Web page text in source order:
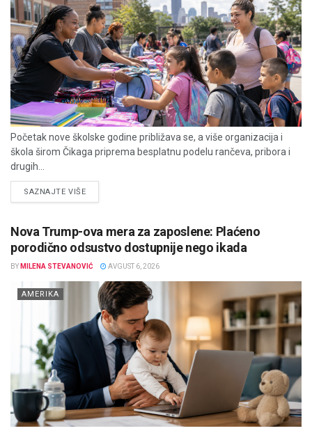
Početak nove školske godine približava se, a više organizacija i
škola širom Čikaga priprema besplatnu podelu rančeva, pribora i
drugih...
SAZNAJTE VIŠEDETAILS
Nova Trump-ova mera za zaposlene: Plaćeno
porodično odsustvo dostupnije nego ikada
BY MILENA STEVANOVIĆ AVGUST 6, 2026
AMERIKA